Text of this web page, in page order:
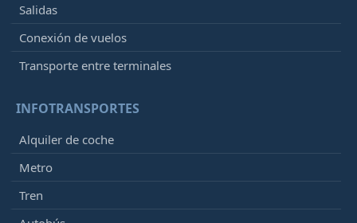
Salidas
Conexión de vuelos
Transporte entre terminales
INFOTRANSPORTES
Alquiler de coche
Metro
Tren